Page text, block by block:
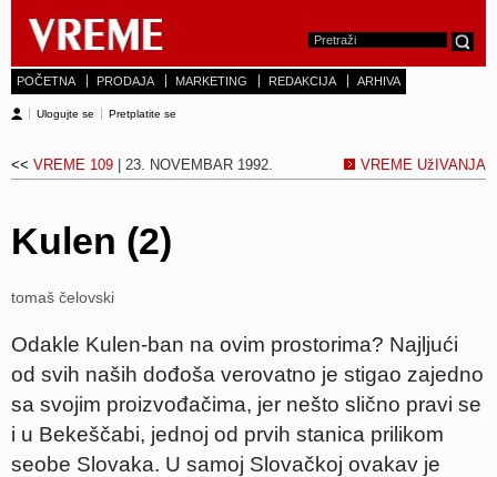
POČETNA PRODAJA MARKETING REDAKCIJA ARHIVA
Ulogujte se Pretplatite se
<< VREME 109 | 23. NOVEMBAR 1992. VREME UžIVANJA
Kulen (2)
tomaš čelovski
Odakle Kulen-ban na ovim prostorima? Najljući
od svih naših dođoša verovatno je stigao zajedno
sa svojim proizvođačima, jer nešto slično pravi se
i u Bekeščabi, jednoj od prvih stanica prilikom
seobe Slovaka. U samoj Slovačkoj ovakav je